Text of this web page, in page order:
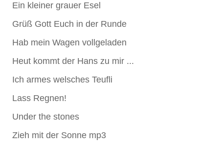
Ein kleiner grauer Esel
Grüß Gott Euch in der Runde
Hab mein Wagen vollgeladen
Heut kommt der Hans zu mir ...
Ich armes welsches Teufli
Lass Regnen!
Under the stones
Zieh mit der Sonne mp3